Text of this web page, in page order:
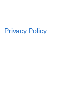
Privacy Policy